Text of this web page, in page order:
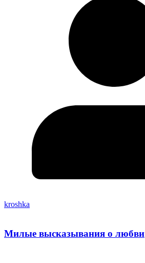
kroshka
Милые высказывания о любви